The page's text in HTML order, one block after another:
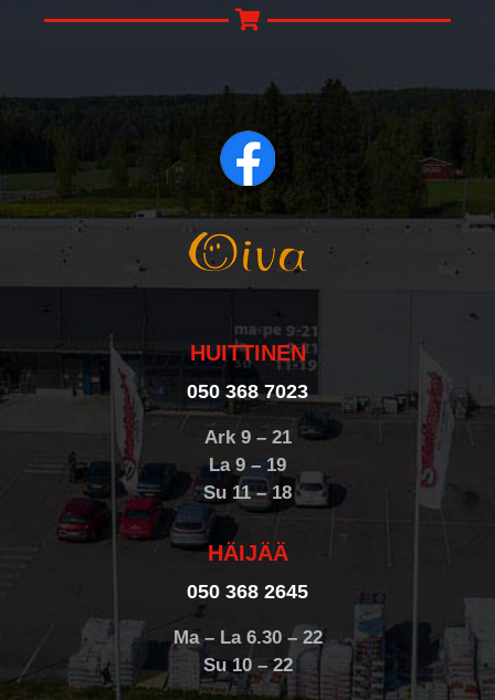
HUITTINEN
050 368 7023
Ark 9 – 21
La 9 – 19
Su 11 – 18
HÄIJÄÄ
050 368 2645
Ma – La 6.30 – 22
Su 10 – 22